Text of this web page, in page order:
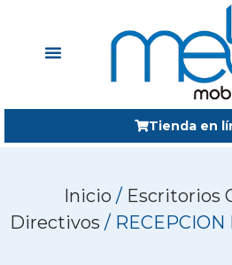
Tienda en
Inicio / Escritorios
Directivos / RECEPCION